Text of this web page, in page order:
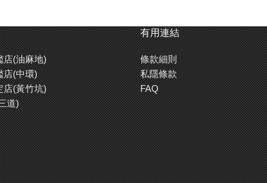
店(油麻地)
店(中環)
店(黃竹坑)
道)
有用連結
條款細則
私隱條款
FAQ